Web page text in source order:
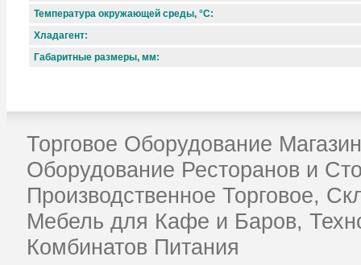
Температура окружающей среды, °C:
Хладагент:
Габаритные размеры, мм:
Торговое Оборудование
Оборудование Ресторанов и
Производственное Торговое,
Мебель для Кафе и Баров,
Комбинатов Питания